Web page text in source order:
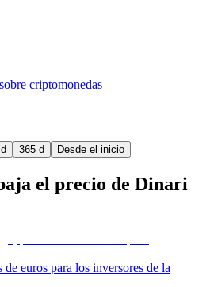
criptomonedas
365 d Desde el inicio
el precio de Dinari
euros para los inversores de la